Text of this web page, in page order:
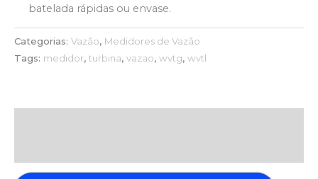
batelada rápidas ou envase.
Categorias: Vazão, Medidores de Vazão
Tags: medidor, turbina, vazao, wvtg, wvtl